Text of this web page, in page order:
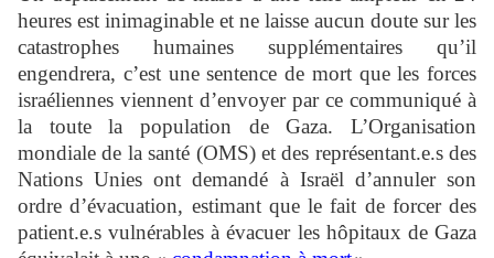
heures est inimaginable et ne laisse aucun doute sur les
catastrophes humaines supplémentaires qu’il
engendrera, c’est une sentence de mort que les forces
israéliennes viennent d’envoyer par ce communiqué à
la toute la population de Gaza. L’Organisation
mondiale de la santé (OMS) et des représentant.e.s des
Nations Unies ont demandé à Israël d’annuler son
ordre d’évacuation, estimant que le fait de forcer des
patient.e.s vulnérables à évacuer les hôpitaux de Gaza